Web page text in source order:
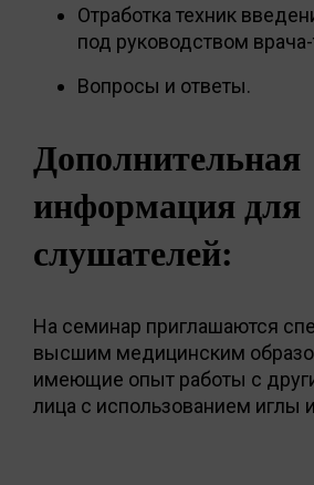
Отработка техник
под руководством
Вопросы и ответы.
Дополнительная
информация для
слушателей:
На семинар приглашаются
высшим медицинским
имеющие опыт работы с
лица с использованием иглы